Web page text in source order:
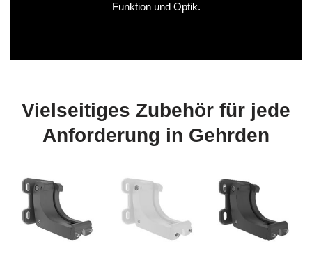
Funktion und Optik.
Vielseitiges Zubehör für jede
Anforderung in Gehrden